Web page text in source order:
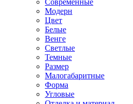
Современные
Модерн
Цвет
Белые
Венге
Светлые
Темные
Размер
Малогабаритные
Форма
Угловые